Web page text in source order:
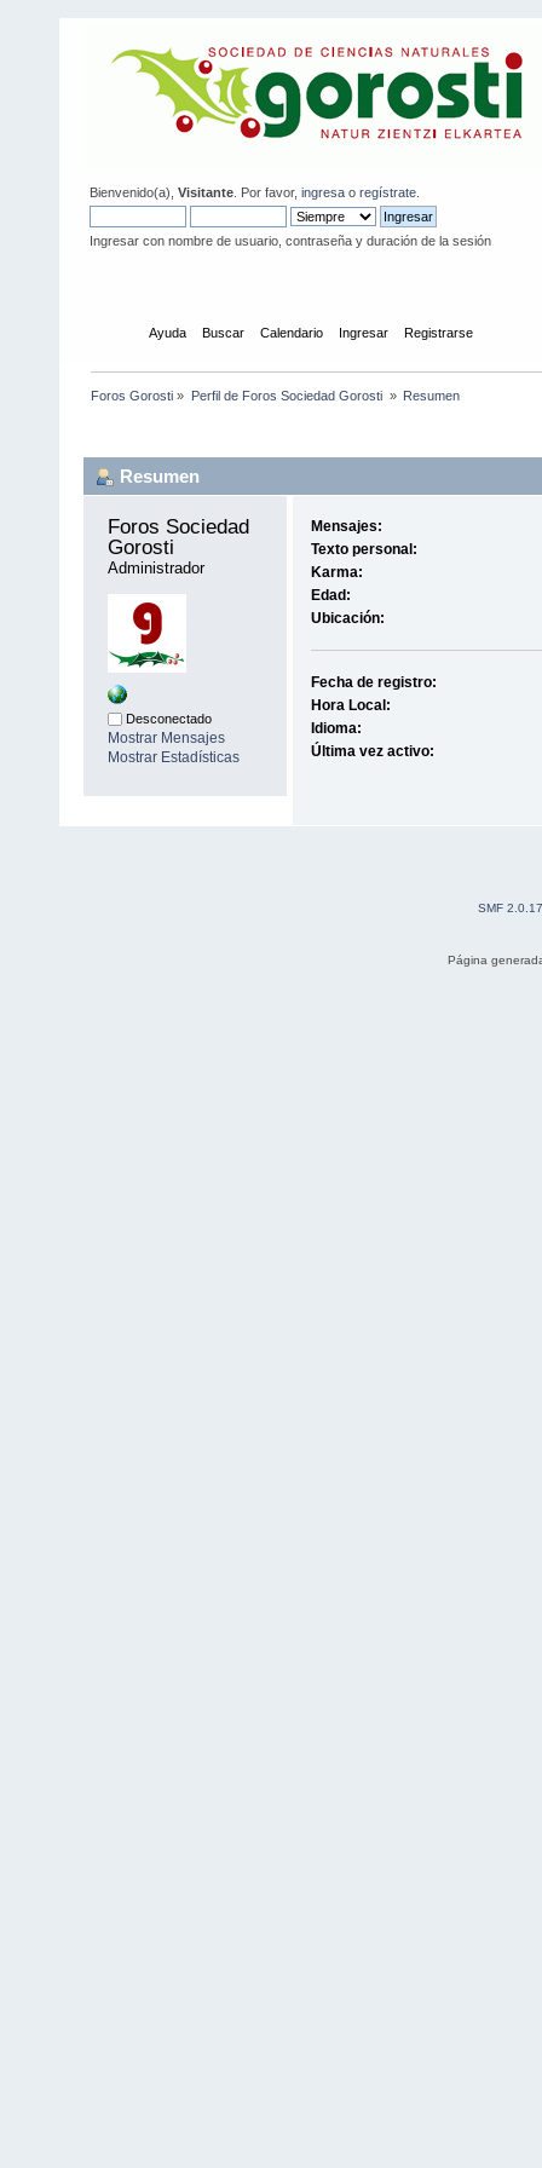
Bienvenido(a), Visitante . Por favor, ingresa o regístrate
Ingresar con nombre de usuario, contraseña y duración de la sesión
Ayuda Buscar Calendario Ingresar Registrarse
Foros Gorosti » Perfil de Foros Sociedad Gorosti » Resumen
Resumen
Foros Sociedad
Gorosti
Administrador
Desconectado
Mostrar Mensajes
Mostrar Estadísticas
Mensajes:
Texto personal:
Karma:
Edad:
Ubicación:
Fecha de registro:
Hora Local:
Idioma:
Última vez activo:
SMF 2.0.17
Página